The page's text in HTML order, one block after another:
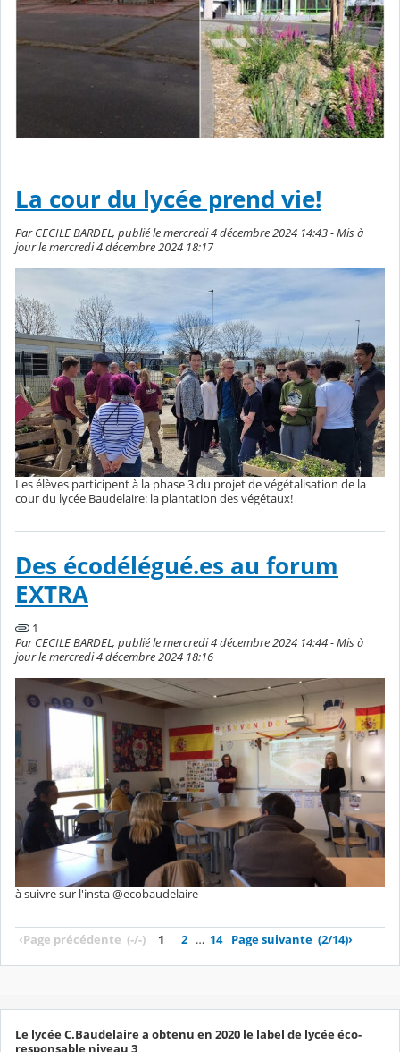
La cour du lycée prend vie!
Par CECILE BARDEL, publié le mercredi 4 décembre 2024 14:43 - Mis à
jour le mercredi 4 décembre 2024 18:17
Les élèves participent à la phase 3 du projet de végétalisation de la
cour du lycée Baudelaire: la plantation des végétaux!
Des écodélégué.es au forum
EXTRA
1
Par CECILE BARDEL, publié le mercredi 4 décembre 2024 14:44 - Mis à
jour le mercredi 4 décembre 2024 18:16
à suivre sur l'insta @ecobaudelaire
‹Page précédente (-/-) 1 2 … 14 Page suivante (2/14)›
Le lycée C.Baudelaire a obtenu en 2020 le label de lycée éco-
responsable niveau 3